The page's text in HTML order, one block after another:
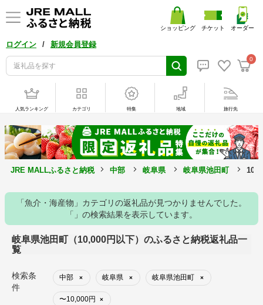
ログイン / 新規会員登録
0
ショッピング チケット オーダー
人気ランキング カテゴリ 特集 地域 旅行先
JRE MALLふるさと納税 中部 岐阜県 岐阜県池田町
「魚介・海産物」カテゴリの返礼品が見つかりませんでした。
「」の検索結果を表示しています。
岐阜県池田町（10,000円以下）のふるさと納税返礼品一
覧
検索条
件
中部 × 岐阜県 × 岐阜県池田町 ×
〜10,000円 ×